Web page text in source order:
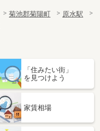
菊池郡菊陽町
原水駅
「住みたい街」
を見つけよう
家賃相場